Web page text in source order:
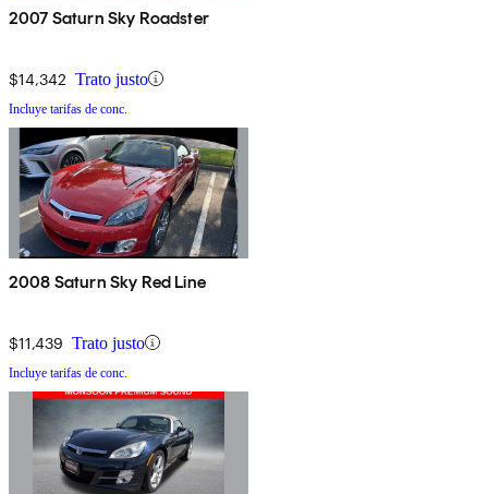
2007 Saturn Sky Roadster
$14,342 Trato justo
Incluye tarifas de conc.
2008 Saturn Sky Red Line
$11,439 Trato justo
Incluye tarifas de conc.